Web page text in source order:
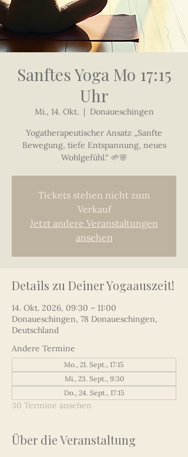
Sanftes Yoga Mo 17:15
Uhr
Mi., 14. Okt.
  |
Donaueschingen
Yogatherapeutischer Ansatz „Sanfte
Bewegung, tiefe Entspannung, neues
Wohlgefühl.“ 🌱🌸
Tickets stehen nicht zum
Verkauf
Jetzt andere Veranstaltungen
ansehen
Details zu Deiner Yogaauszeit!
14. Okt. 2026, 09:30 – 11:00
Donaueschingen, 78 Donaueschingen,
Deutschland
Andere Termine
Mo., 21. Sept., 17:15
Mi., 23. Sept., 9:30
Do., 24. Sept., 17:15
30 Termine ansehen
Über die Veranstaltung